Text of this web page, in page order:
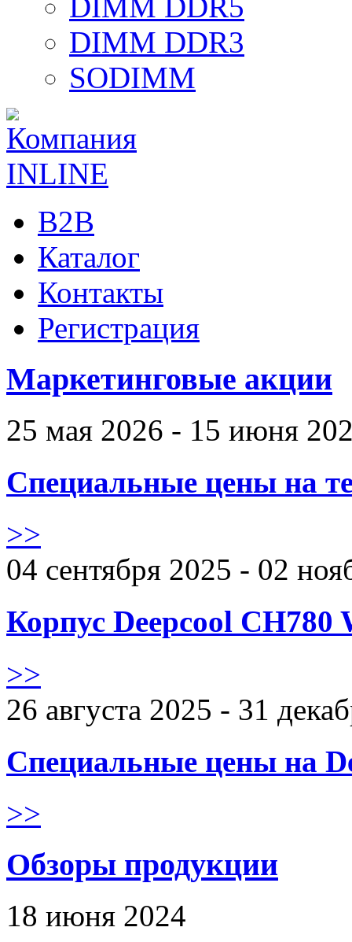
DIMM DDR5
DIMM DDR3
SODIMM
B2B
Каталог
Контакты
Регистрация
Маркетинговые акции
25 мая 2026 - 15 июня
Специальные цены на
>>
04 сентября 2025 - 02
Корпус Deepcool CH780
>>
26 августа 2025 - 31
Специальные цены на
>>
Обзоры продукции
18 июня 2024